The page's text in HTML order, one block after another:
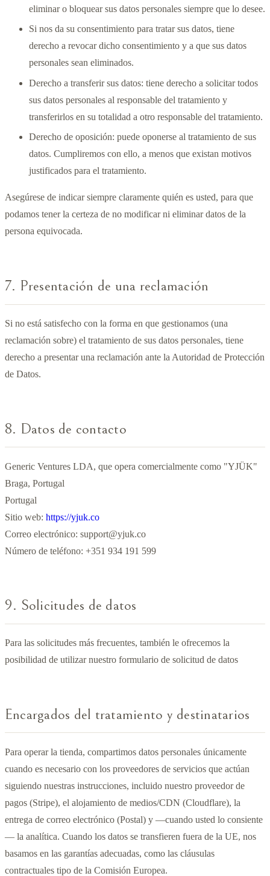
eliminar o bloquear sus datos personales siempre que lo desee.
Si nos da su consentimiento para tratar sus datos, tiene
derecho a revocar dicho consentimiento y a que sus datos
personales sean eliminados.
Derecho a transferir sus datos: tiene derecho a solicitar todos
sus datos personales al responsable del tratamiento y
transferirlos en su totalidad a otro responsable del tratamiento.
Derecho de oposición: puede oponerse al tratamiento de sus
datos. Cumpliremos con ello, a menos que existan motivos
justificados para el tratamiento.
Asegúrese de indicar siempre claramente quién es usted, para que
podamos tener la certeza de no modificar ni eliminar datos de la
persona equivocada.
7. Presentación de una reclamación
Si no está satisfecho con la forma en que gestionamos (una
reclamación sobre) el tratamiento de sus datos personales, tiene
derecho a presentar una reclamación ante la Autoridad de Protección
de Datos.
8. Datos de contacto
Generic Ventures LDA, que opera comercialmente como "YJÜK"
Braga, Portugal
Portugal
Sitio web: https://yjuk.co
Correo electrónico: support@yjuk.co
Número de teléfono: +351 934 191 599
9. Solicitudes de datos
Para las solicitudes más frecuentes, también le ofrecemos la
posibilidad de utilizar nuestro formulario de solicitud de datos
Encargados del tratamiento y destinatarios
Para operar la tienda, compartimos datos personales únicamente
cuando es necesario con los proveedores de servicios que actúan
siguiendo nuestras instrucciones, incluido nuestro proveedor de
pagos (Stripe), el alojamiento de medios/CDN (Cloudflare), la
entrega de correo electrónico (Postal) y —cuando usted lo consiente
— la analítica. Cuando los datos se transfieren fuera de la UE, nos
basamos en las garantías adecuadas, como las cláusulas
contractuales tipo de la Comisión Europea.